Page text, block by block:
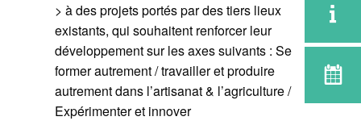
> à des projets portés par des tiers lieux
existants, qui souhaitent renforcer leur
développement sur les axes suivants : Se
former autrement / travailler et produire
autrement dans l’artisanat & l’agriculture /
Expérimenter et innover